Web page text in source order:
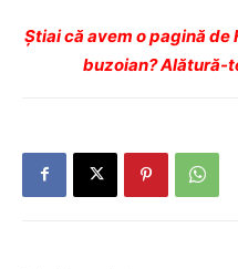
Ştiai că avem o pagină
buzoian? Alătură-